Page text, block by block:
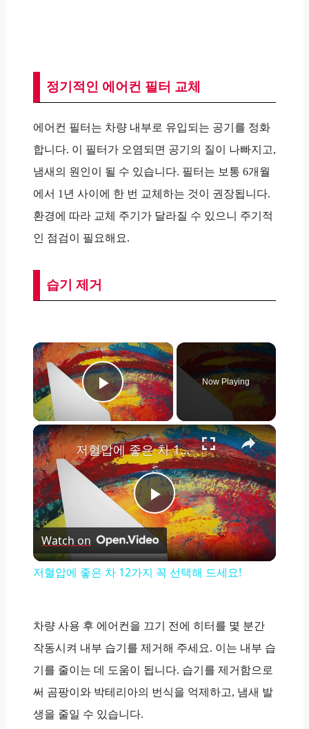
정기적인 에어컨 필터 교체
에어컨 필터는 차량 내부로 유입되는 공기를 정화
합니다. 이 필터가 오염되면 공기의 질이 나빠지고,
냄새의 원인이 될 수 있습니다. 필터는 보통 6개월
에서 1년 사이에 한 번 교체하는 것이 권장됩니다.
환경에 따라 교체 주기가 달라질 수 있으니 주기적
인 점검이 필요해요.
습기 제거
×
Play Video
Now Playing
×
Play
Video
저혈압에 좋은 차 12가지 꼭 선택해 드세요!
Watch on
저혈압에 좋은 차 12가지 꼭 선택해 드세요!
차량 사용 후 에어컨을 끄기 전에 히터를 몇 분간
작동시켜 내부 습기를 제거해 주세요. 이는 내부 습
기를 줄이는 데 도움이 됩니다. 습기를 제거함으로
써 곰팡이와 박테리아의 번식을 억제하고, 냄새 발
생을 줄일 수 있습니다.